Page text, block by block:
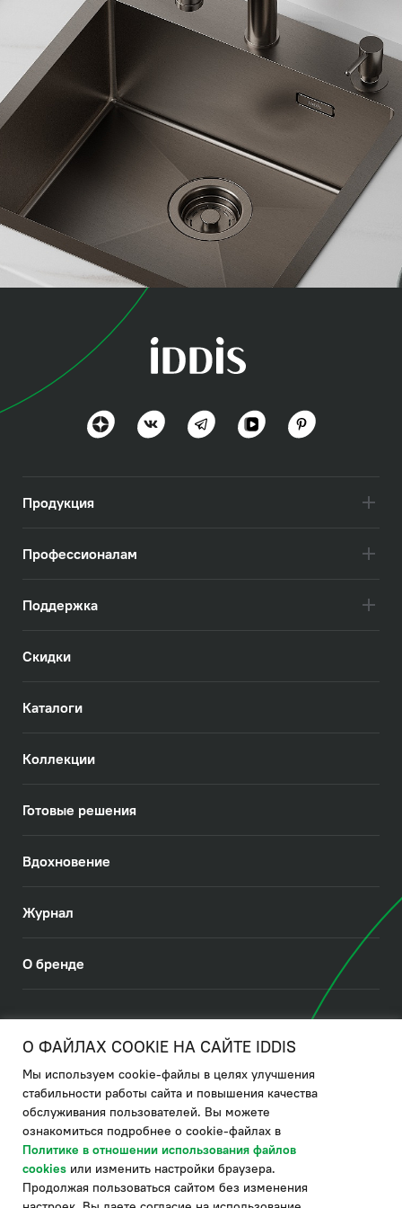
коллекция
Хейз (Haze)
Продукция
Профессионалам
Поддержка
Скидки
Каталоги
Коллекции
Готовые решения
Вдохновение
Журнал
О бренде
Политика в отношении использования файлов cookies
Политика обработки ПДн
Политика в области управления цепочкой поставки
по системе "НСЛС"
Производитель оставляет за собой право в любой момент
О ФАЙЛАХ COOKIE НА САЙТЕ IDDIS
Мы используем cookie-файлы в целях улучшения
стабильности работы сайта и повышения качества
обслуживания пользователей. Вы можете
ознакомиться подробнее о cookie-файлах в
Политике в отношении использования файлов
cookies или изменить настройки браузера.
Продолжая пользоваться сайтом без изменения